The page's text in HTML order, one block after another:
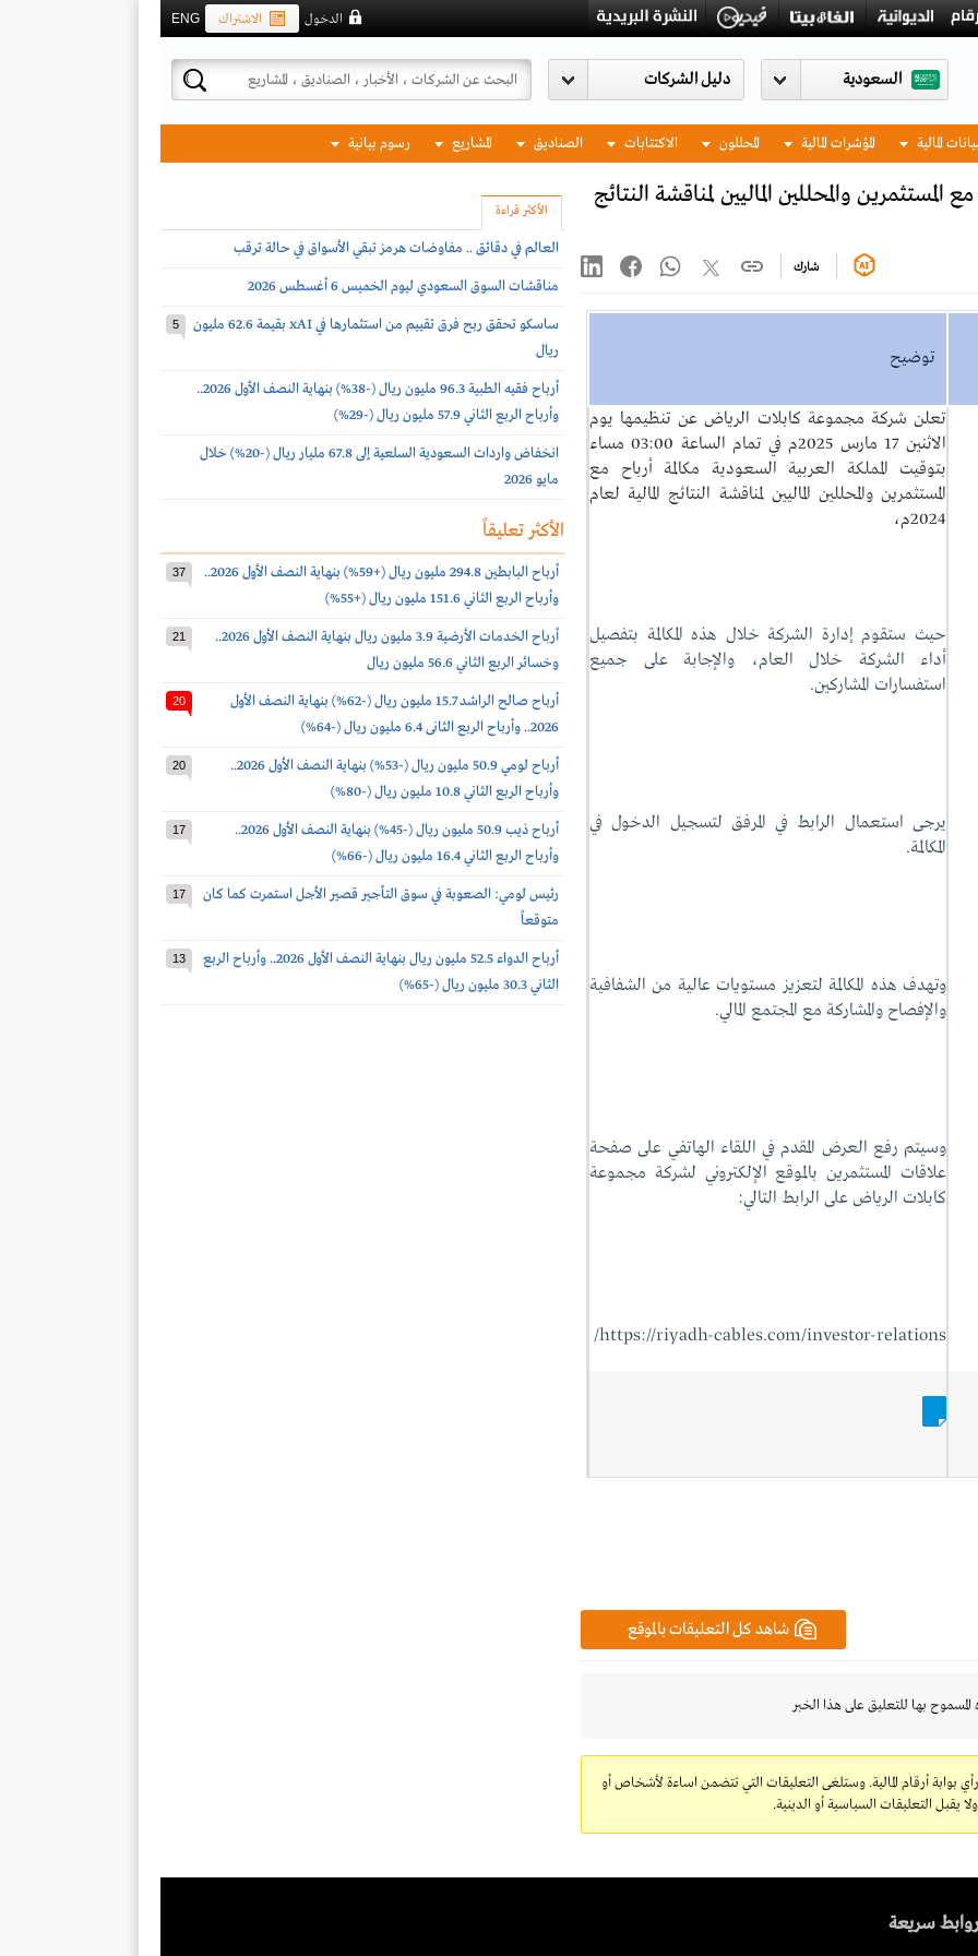
ENG الاشتراك الدخول
السعودية
المالية المؤشرات المالية المحللون الاكتتابات الصناديق المشاريع رسوم بيانية
والمحللين الماليين لمناقشة النتائج
شارك
توضيح
تعلن شركة مجموعة كابلات الرياض عن تنظيمها يوم
الاثنين 17 مارس 2025م في تمام الساعة 03:00 مساء
بتوقيت المملكة العربية السعودية مكالمة أرباح مع
المستثمرين والمحللين الماليين لمناقشة النتائج المالية لعام
2024م،
حيث ستقوم إدارة الشركة خلال هذه المكالمة بتفصيل
أداء الشركة خلال العام، والإجابة على جميع
استفسارات المشاركين.
يرجى استعمال الرابط في المرفق لتسجيل الدخول في
المكالمة.
وتهدف هذه المكالمة لتعزيز مستويات عالية من الشفافية
والإفصاح والمشاركة مع المجتمع المالي.
وسيتم رفع العرض المقدم في اللقاء الهاتفي على صفحة
علاقات المستثمرين بالموقع الإلكتروني لشركة مجموعة
كابلات الرياض على الرابط التالي:
https://riyadh-cables.com/investor-relations/
شاهد كل التعليقات بالموقع
المسموح بها للتعليق على هذا الخبر
بوابة أرقام المالية. وستلغى التعليقات التي تتضمن اساءة لأشخاص أو
التعليقات السياسية أو الدينية.
الأكثر قراءة
العالم في دقائق .. مفاوضات هرمز تبقي الأسواق في حالة ترقب
مناقشات السوق السعودي ليوم الخميس 6 أغسطس 2026
ساسكو تحقق ربح فرق تقييم من استثمارها في xAI بقيمة 62.6 مليون
ريال
5
أرباح فقيه الطبية 96.3 مليون ريال (-38%) بنهاية النصف الأول 2026..
وأرباح الربع الثاني 57.9 مليون ريال (-29%)
انخفاض واردات السعودية السلعية إلى 67.8 مليار ريال (-20%) خلال
مايو 2026
الأكثر تعليقاً
أرباح البابطين 294.8 مليون ريال (+59%) بنهاية النصف الأول 2026..
وأرباح الربع الثاني 151.6 مليون ريال (+55%)
37
أرباح الخدمات الأرضية 3.9 مليون ريال بنهاية النصف الأول 2026..
وخسائر الربع الثاني 56.6 مليون ريال
21
أرباح صالح الراشد 15.7 مليون ريال (-62%) بنهاية النصف الأول
2026.. وأرباح الربع الثانى 6.4 مليون ريال (-64%)
20
أرباح لومي 50.9 مليون ريال (-53%) بنهاية النصف الأول 2026..
وأرباح الربع الثاني 10.8 مليون ريال (-80%)
20
أرباح ذيب 50.9 مليون ريال (-45%) بنهاية النصف الأول 2026..
وأرباح الربع الثاني 16.4 مليون ريال (-66%)
17
رئيس لومي: الصعوبة في سوق التأجير قصير الأجل استمرت كما كان
متوقعاً
17
أرباح الدواء 52.5 مليون ريال بنهاية النصف الأول 2026.. وأرباح الربع
الثاني 30.3 مليون ريال (-65%)
13
روابط سريعة